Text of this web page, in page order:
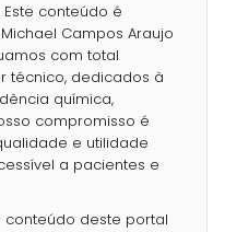
Este conteúdo é
Campos Araujo
com total
técnico, dedicados à
química,
compromisso é
e utilidade
a pacientes e
conteúdo deste portal